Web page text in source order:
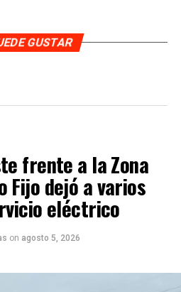
GUSTAR
frente a la Zona
Fijo dejó a varios
eléctrico
on agosto 5, 2026